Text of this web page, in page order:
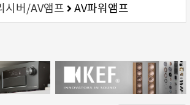
시버/AV앰프 AV파워앰프